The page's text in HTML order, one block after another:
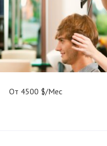
От 4500 $/Мес